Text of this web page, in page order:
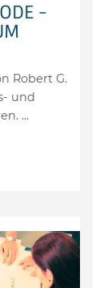
-
Robert G.
und
...